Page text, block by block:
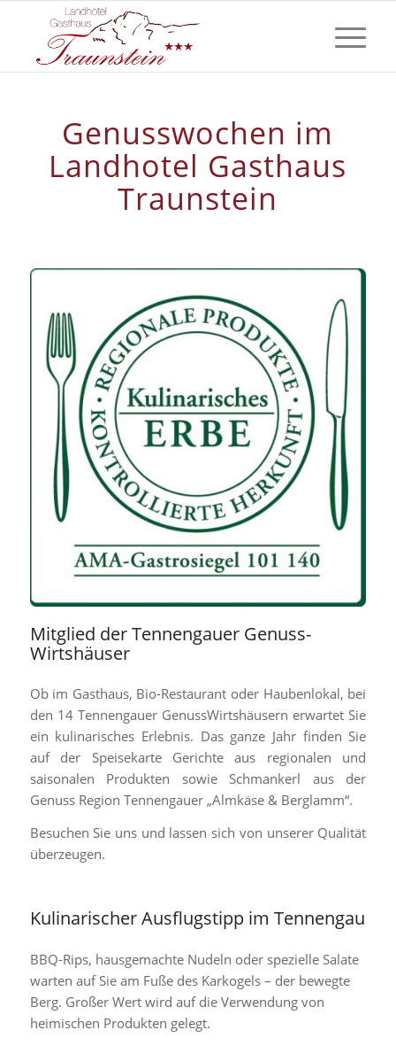
Genusswochen im
Landhotel Gasthaus
Traunstein
Mitglied der Tennengauer Genuss-
Wirtshäuser
Ob im Gasthaus, Bio-Restaurant oder Haubenlokal, bei
den 14 Tennengauer GenussWirtshäusern erwartet Sie
ein kulinarisches Erlebnis. Das ganze Jahr finden Sie
auf der Speisekarte Gerichte aus regionalen und
saisonalen Produkten sowie Schmankerl aus der
Genuss Region Tennengauer „Almkäse & Berglamm“.
Besuchen Sie uns und lassen sich von unserer Qualität
überzeugen.
Kulinarischer Ausflugstipp im Tennengau
BBQ-Rips, hausgemachte Nudeln oder spezielle Salate
warten auf Sie am Fuße des Karkogels – der bewegte
Berg. Großer Wert wird auf die Verwendung von
heimischen Produkten gelegt.